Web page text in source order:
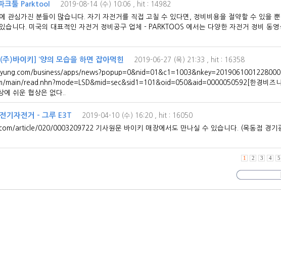
크툴 Parktool 2019-08-14 (수) 10:06 , hit : 14982
관심가진 분들이 많습니다. 자기 자전거를 직접 고칠 수 있다면, 정비비용을 절약할 수 있을
습니다. 미국의 대표적인 자전거 정비공구 업체 - PARKTOOS 에서는 다양한 자전거 정비 동영
)바이키] ‘양의 모습을 하면 잡아먹힌 2019-06-27 (목) 21:33 , hit : 16358
business/apps/
read.nhn?mode=LSD&mid=sec&sid1=101&oid=050&aid=0000050592[한경비즈니
쉬운 협상은 없다..
기자전거 - 그루 E3T 2019-04-10 (수) 16:20 , hit : 16050
article/020/0003209722 기사원문 바이키 매장에서도 만나실 수 있습니다. (목동점 경기
1 2 3 4 5